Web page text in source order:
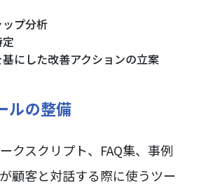
プ分析
にした改善アクションの立案
ルの整備
クスクリプト、FAQ集、事例
顧客と対話する際に使うツー